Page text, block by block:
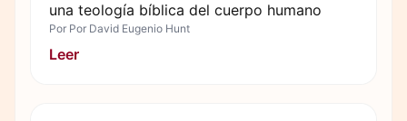
una teología bíblica del cuerpo humano
Por Por David Eugenio Hunt
Leer